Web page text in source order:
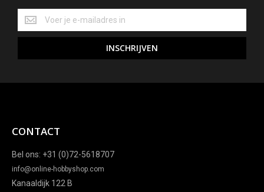
NIEUWSBRIEF
INSCHRIJVEN
CONTACT
Bel ons: +31 (0)72-5618707
info@online-hobbyshop.com
Kanaaldijk 122 B